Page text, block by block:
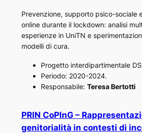
Prevenzione, supporto psico-sociale
online durante il lockdown: analisi
esperienze in UniTN e
modelli di cura.
Progetto interdipartimentale
Periodo: 2020-2024.
Responsabile: Teresa Bertotti
PRIN CoPInG –
genitorialità in contesti di